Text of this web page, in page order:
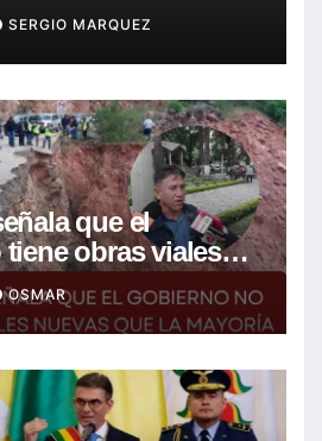
SERGIO MARQUEZ
que el
obras viales
mayoría son de la
OSMAR